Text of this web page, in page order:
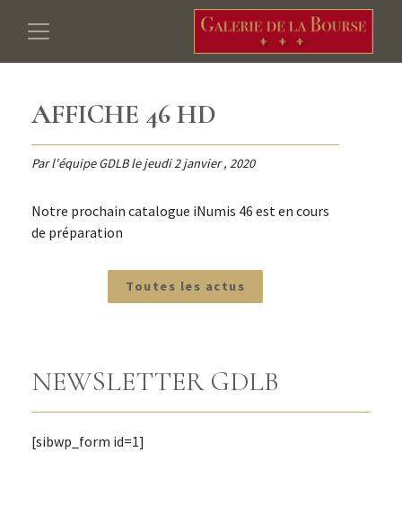
AFFICHE 46 HD
Par l'équipe GDLB lejeudi 2 janvier , 2020
Notre prochain catalogue iNumis 46 est en cours
de préparation
Toutes les actus
NEWSLETTER GDLB
[sibwp_form id=1]